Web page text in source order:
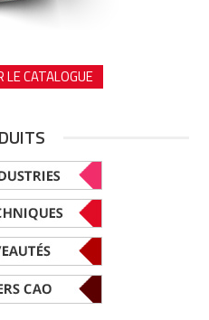
LE CATALOGUE